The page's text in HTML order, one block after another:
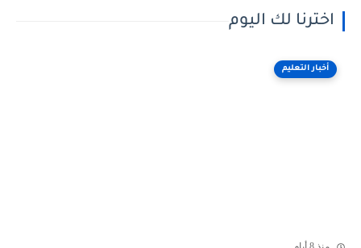
اخترنا لك اليوم
أخبار التعليم